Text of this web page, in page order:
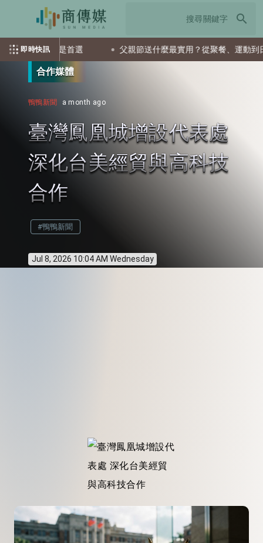
search
即時快訊
ETF會是首選 父親節送什麼最實用？從聚餐、運動到日常營
合作媒體
鴨鴨新聞 a month ago
臺灣鳳凰城增設代表處
深化台美經貿與高科技
合作
#鴨鴨新聞
Jul 8, 2026 10:04 AM Wednesday